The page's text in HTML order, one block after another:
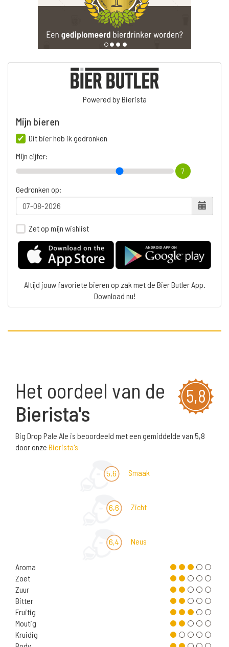
Powered by Bierista
Mijn bieren
Dit bier heb ik gedronken
Mijn cijfer:
7
Gedronken op:
Zet op mijn wishlist
Altijd jouw favoriete bieren op zak met de Bier Butler App.
Download nu!
5,8
Het oordeel van de
Bierista's
Big Drop Pale Ale is beoordeeld met een gemiddelde van 5,8
door onze Bierista's
5,6 Smaak
6,6 Zicht
6,4 Neus
Aroma
Zoet
Zuur
Bitter
Fruitig
Moutig
Kruidig